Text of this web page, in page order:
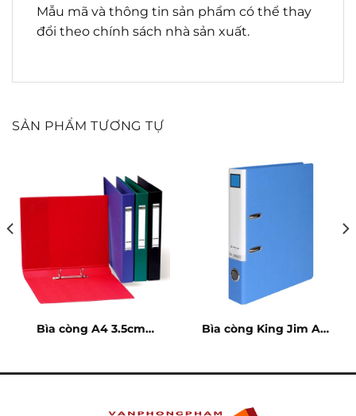
Mẫu mã và thông tin sản phẩm có thể thay
đổi theo chính sách nhà sản xuất.
SẢN PHẨM TƯƠNG TỰ
Bìa còng A4 3.5cm
Bìa còng King Jim A4